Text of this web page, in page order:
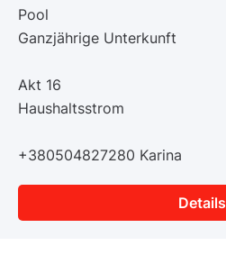
Pool
Ganzjährige Unterkunft
Akt 16
Haushaltsstrom
+380504827280 Karina
Details